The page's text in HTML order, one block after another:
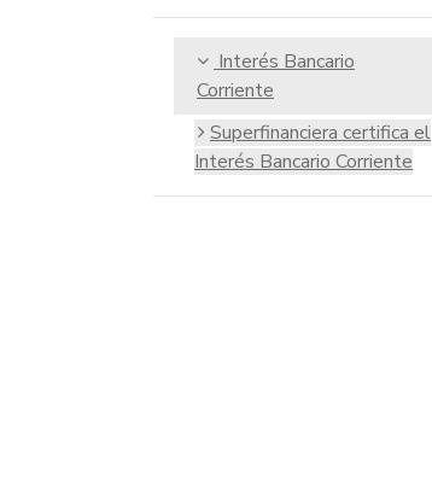
Interés Bancario
Corriente
Superfinanciera certifica el
Interés Bancario Corriente